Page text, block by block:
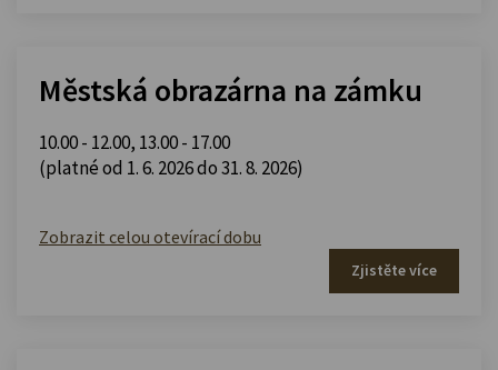
Městská obrazárna na zámku
10.00 - 12.00, 13.00 - 17.00
(platné od 1. 6. 2026 do 31. 8. 2026)
Zobrazit celou otevírací dobu
Zjistěte více